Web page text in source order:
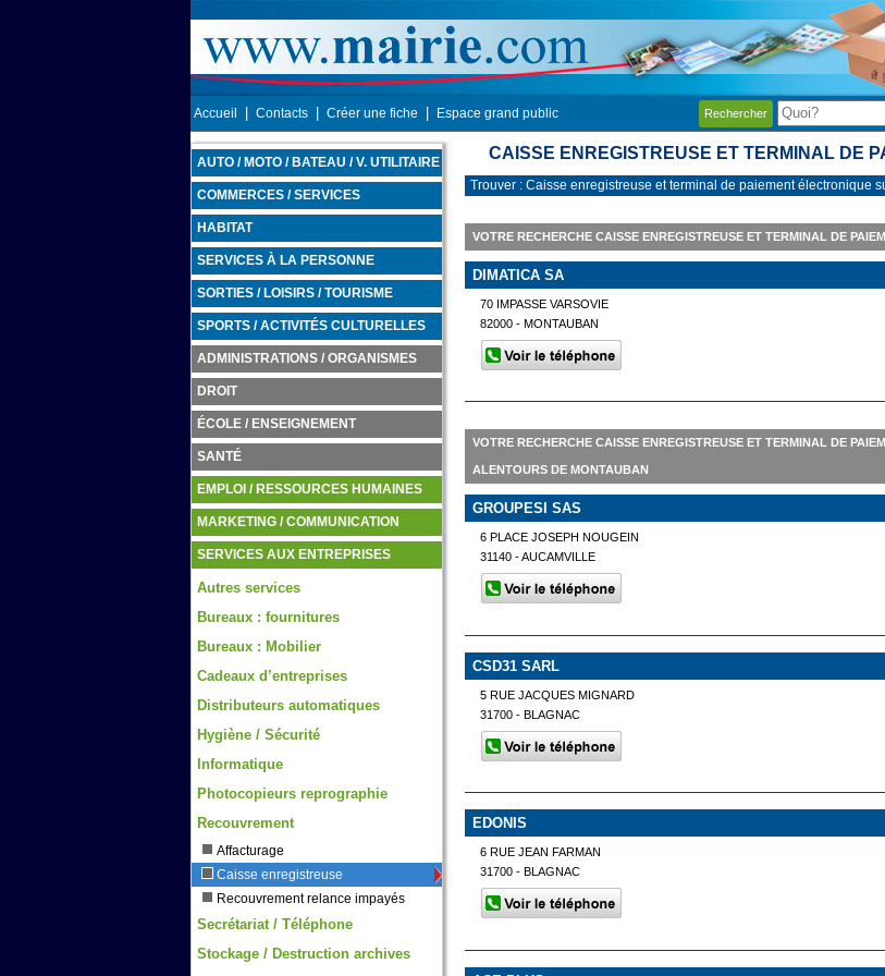
Accueil Contacts Créer une fiche Espace grand public Rechercher
AUTO / MOTO / BATEAU / V. UTILITAIRE
COMMERCES / SERVICES
HABITAT
SERVICES À LA PERSONNE
SORTIES / LOISIRS / TOURISME
SPORTS / ACTIVITÉS CULTURELLES
ADMINISTRATIONS / ORGANISMES
DROIT
ÉCOLE / ENSEIGNEMENT
SANTÉ
EMPLOI / RESSOURCES HUMAINES
MARKETING / COMMUNICATION
SERVICES AUX ENTREPRISES
Autres services
Bureaux : fournitures
Bureaux : Mobilier
Cadeaux d’entreprises
Distributeurs automatiques
Hygiène / Sécurité
Informatique
Photocopieurs reprographie
Recouvrement
Affacturage
Caisse enregistreuse
Recouvrement relance impayés
Secrétariat / Téléphone
Stockage / Destruction archives
CAISSE ENREGISTREUSE ET TERMINAL DE
Trouver : Caisse enregistreuse et terminal de paiement électronique
VOTRE RECHERCHE CAISSE ENREGISTREUSE ET TERMINAL DE
DIMATICA SA
70 IMPASSE VARSOVIE
82000 - MONTAUBAN
VOTRE RECHERCHE CAISSE ENREGISTREUSE ET TERMINAL DE
ALENTOURS DE MONTAUBAN
GROUPESI SAS
6 PLACE JOSEPH NOUGEIN
31140 - AUCAMVILLE
CSD31 SARL
5 RUE JACQUES MIGNARD
31700 - BLAGNAC
EDONIS
6 RUE JEAN FARMAN
31700 - BLAGNAC